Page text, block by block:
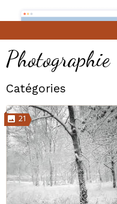
Photographie
Catégories
21